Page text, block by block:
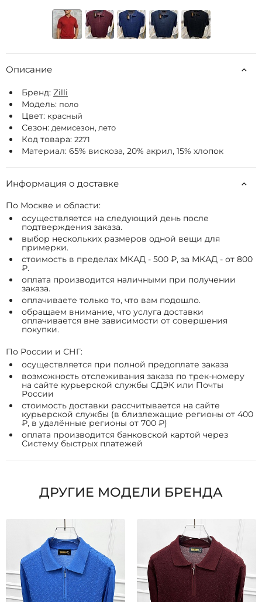
Описание
Бренд: Zilli
Модель: поло
Цвет: красный
Сезон: демисезон, лето
Код товара: 2271
Материал: 65% вискоза, 20% акрил, 15% хлопок
Информация о доставке
По Москве и области:
осуществляется на следующий день после
подтверждения заказа.
выбор нескольких размеров одной вещи для
примерки.
стоимость в пределах МКАД - 500 ₽, за МКАД - от 800
₽.
оплата производится наличными при получении
заказа.
оплачиваете только то, что вам подошло.
обращаем внимание, что услуга доставки
оплачивается вне зависимости от совершения
покупки.
По России и СНГ:
осуществляется при полной предоплате заказа
возможность отслеживания заказа по трек-номеру
на сайте курьерской службы СДЭК или Почты
России
стоимость доставки рассчитывается на сайте
курьерской службы (в близлежащие регионы от 400
₽, в удалённые регионы от 700 ₽)
оплата производится банковской картой через
Систему быстрых платежей
ДРУГИЕ МОДЕЛИ БРЕНДА